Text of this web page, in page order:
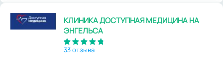
КЛИНИКА ДОСТУПНАЯ МЕДИЦИНА НА
ЭНГЕЛЬСА
33 отзыва